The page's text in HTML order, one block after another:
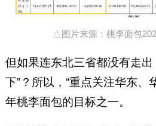
△图片来源：桃李面包
但如果连东北三省都没有走出
下”？所以，“重点关注华东、
年桃李面包的目标之一。